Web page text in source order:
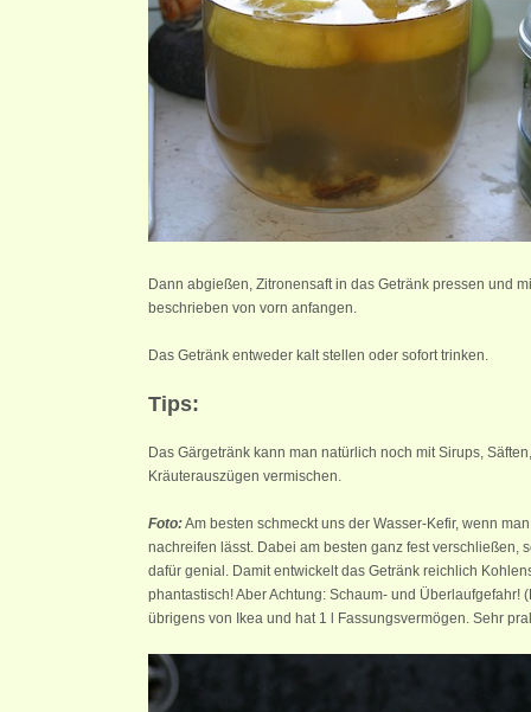
Dann abgießen, Zitronensaft in das Getränk pressen und
beschrieben von vorn anfangen.
Das Getränk entweder kalt stellen oder sofort trinken.
Tips:
Das Gärgetränk kann man natürlich noch mit Sirups,
Kräuterauszügen vermischen.
Foto:Am besten schmeckt uns der Wasser-Kefir, wenn
nachreifen lässt. Dabei am besten ganz fest verschließen,
dafür genial. Damit entwickelt das Getränk reichlich
phantastisch! Aber Achtung: Schaum- und Überlaufgefahr!
übrigens von Ikea und hat 1 l Fassungsvermögen. Sehr